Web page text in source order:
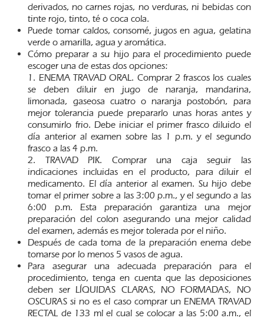
derivados, no carnes rojas, no verduras, ni bebidas con
tinte rojo, tinto, té o coca cola.
Puede tomar caldos, consomé, jugos en agua, gelatina
verde o amarilla, agua y aromática.
Cómo preparar a su hijo para el procedimiento puede
escoger una de estas dos opciones:
1. ENEMA TRAVAD ORAL. Comprar 2 frascos los cuales
se deben diluir en jugo de naranja, mandarina,
limonada, gaseosa cuatro o naranja postobón, para
mejor tolerancia puede prepararlo unas horas antes y
consumirlo frio. Debe iniciar el primer frasco diluido el
día anterior al examen sobre las 1 p.m. y el segundo
frasco a las 4 p.m.
2. TRAVAD PIK. Comprar una caja seguir las
indicaciones incluidas en el producto, para diluir el
medicamento. El día anterior al examen. Su hijo debe
tomar el primer sobre a las 3:00 p.m., y el segundo a las
6:00 p.m. Esta preparación garantiza una mejor
preparación del colon asegurando una mejor calidad
del examen, además es mejor tolerada por el niño.
Después de cada toma de la preparación enema debe
tomarse por lo menos 5 vasos de agua.
Para asegurar una adecuada preparación para el
procedimiento, tenga en cuenta que las deposiciones
deben ser LÍQUIDAS CLARAS, NO FORMADAS, NO
OSCURAS si no es el caso comprar un ENEMA TRAVAD
RECTAL de 133 ml el cual se colocar a las 5:00 a.m., el